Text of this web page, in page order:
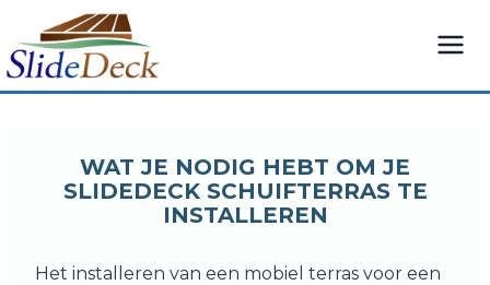
Overslaan
inhoud
WAT JE NODIG HEBT OM JE
SLIDEDECK SCHUIFTERRAS TE
INSTALLEREN
Het installeren van een mobiel terras voor een